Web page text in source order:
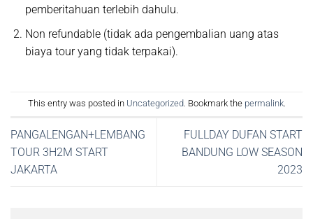
pemberitahuan terlebih dahulu.
Non refundable (tidak ada pengembalian uang atas
biaya tour yang tidak terpakai).
This entry was posted in Uncategorized . Bookmark the permalink.
PANGALENGAN+LEMBANG
TOUR 3H2M START
JAKARTA
FULLDAY DUFAN START
BANDUNG LOW SEASON
2023